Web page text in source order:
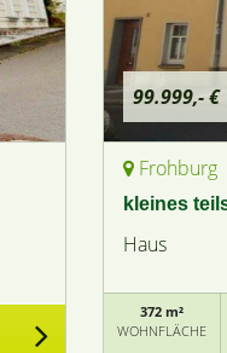
99.999,- €
Frohburg
kleines
Haus
372 m²
WOHNFLÄCHE